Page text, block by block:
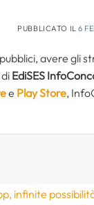
PUBBLICATO IL6
avere gli
EdiSES
e Play Store,
infinite